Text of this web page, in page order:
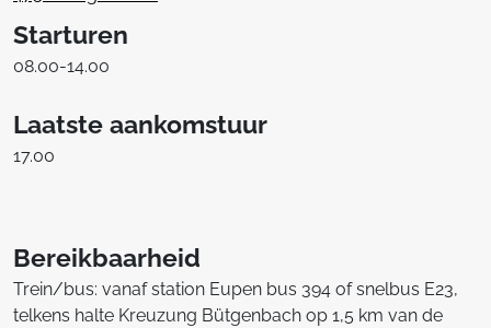
Starturen
08.00-14.00
Laatste aankomstuur
17.00
Bereikbaarheid
Trein/bus: vanaf station Eupen bus 394 of snelbus E23,
telkens halte Kreuzung Bütgenbach op 1,5 km van de